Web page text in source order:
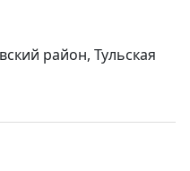
район, Тульская